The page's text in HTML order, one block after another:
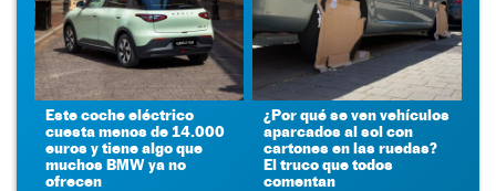
Este coche eléctrico
cuesta menos de 14.000
euros y tiene algo que
muchos BMW ya no
ofrecen
¿Por qué se ven vehículos
aparcados al sol con
cartones en las ruedas?
El truco que todos
comentan